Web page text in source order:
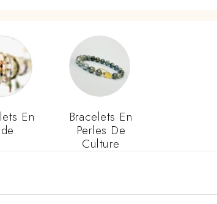
En
Bracelets En
Perles De
Culture